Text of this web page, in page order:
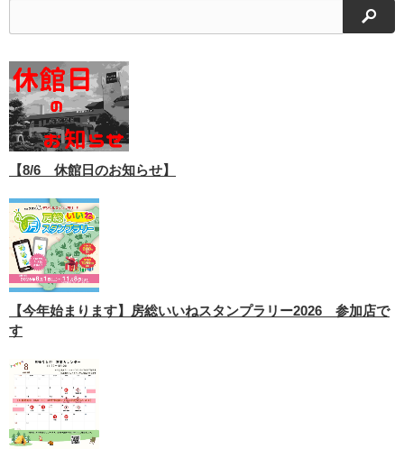
検索
【8/6 休館日のお知らせ】
【今年始まります】房総いいねスタンプラリー2026 参加店で
す